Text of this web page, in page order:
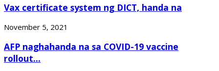
Vax certificate system ng DICT, handa na
November 5, 2021
AFP naghahanda na sa COVID-19 vaccine
rollout...